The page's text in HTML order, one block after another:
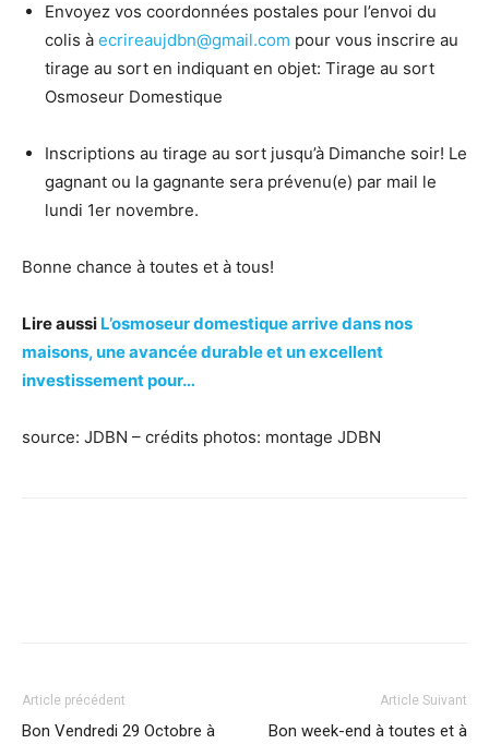
Envoyez vos coordonnées postales pour l’envoi du
colis à ecrireaujdbn@gmail.com pour vous inscrire au
tirage au sort en indiquant en objet: Tirage au sort
Osmoseur Domestique
Inscriptions au tirage au sort jusqu’à Dimanche soir! Le
gagnant ou la gagnante sera prévenu(e) par mail le
lundi 1er novembre.
Bonne chance à toutes et à tous!
Lire aussi L’osmoseur domestique arrive dans nos
maisons, une avancée durable et un excellent
investissement pour…
source: JDBN – crédits photos: montage JDBN
Article précédent
Bon Vendredi 29 Octobre à
Article Suivant
Bon week-end à toutes et à